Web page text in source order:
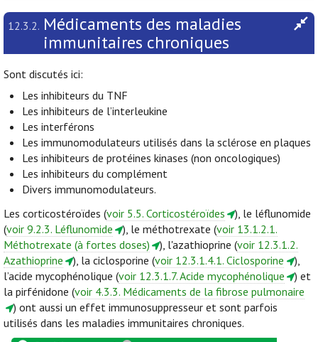
12.3.2. Médicaments des maladies
immunitaires chroniques
Sont discutés ici:
Les inhibiteurs du TNF
Les inhibiteurs de l’interleukine
Les interférons
Les immunomodulateurs utilisés dans la sclérose en plaques
Les inhibiteurs de protéines kinases (non oncologiques)
Les inhibiteurs du complément
Divers immunomodulateurs.
Les corticostéroïdes (voir 5.5. Corticostéroïdes
), le léflunomide
(voir 9.2.3. Léflunomide ), le méthotrexate (voir 13.1.2.1.
Méthotrexate (à fortes doses)
), l'azathioprine (voir 12.3.1.2.
Azathioprine
), la ciclosporine (voir 12.3.1.4.1. Ciclosporine
),
l’acide mycophénolique (voir 12.3.1.7. Acide mycophénolique
) et
la pirfénidone (voir 4.3.3. Médicaments de la fibrose pulmonaire
) ont aussi un effet immunosuppresseur et sont parfois
utilisés dans les maladies immunitaires chroniques.